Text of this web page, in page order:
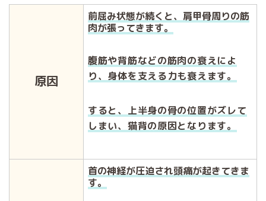
原因
前屈み状態が続くと、肩甲骨周りの筋
肉が張ってきます。
腹筋や背筋などの筋肉の衰えによ
り、 身体を支える力も衰えます。
すると、上半身の骨の位置がズレて
しまい、猫背の原因となります。
首の神経が圧迫され頭痛が起きてきま
す。